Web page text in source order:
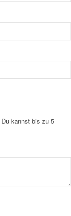
Du kannst bis zu 5